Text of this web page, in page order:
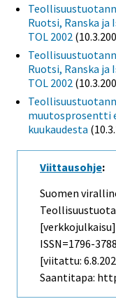
Ruotsi, Ranska ja
TOL 2002
Ruotsi, Ranska ja
TOL 2002
muutosprosentti
kuukaudesta
Viittausohje:
Suomen
ISSN=1796-
[viitattu:
Saantitapa: